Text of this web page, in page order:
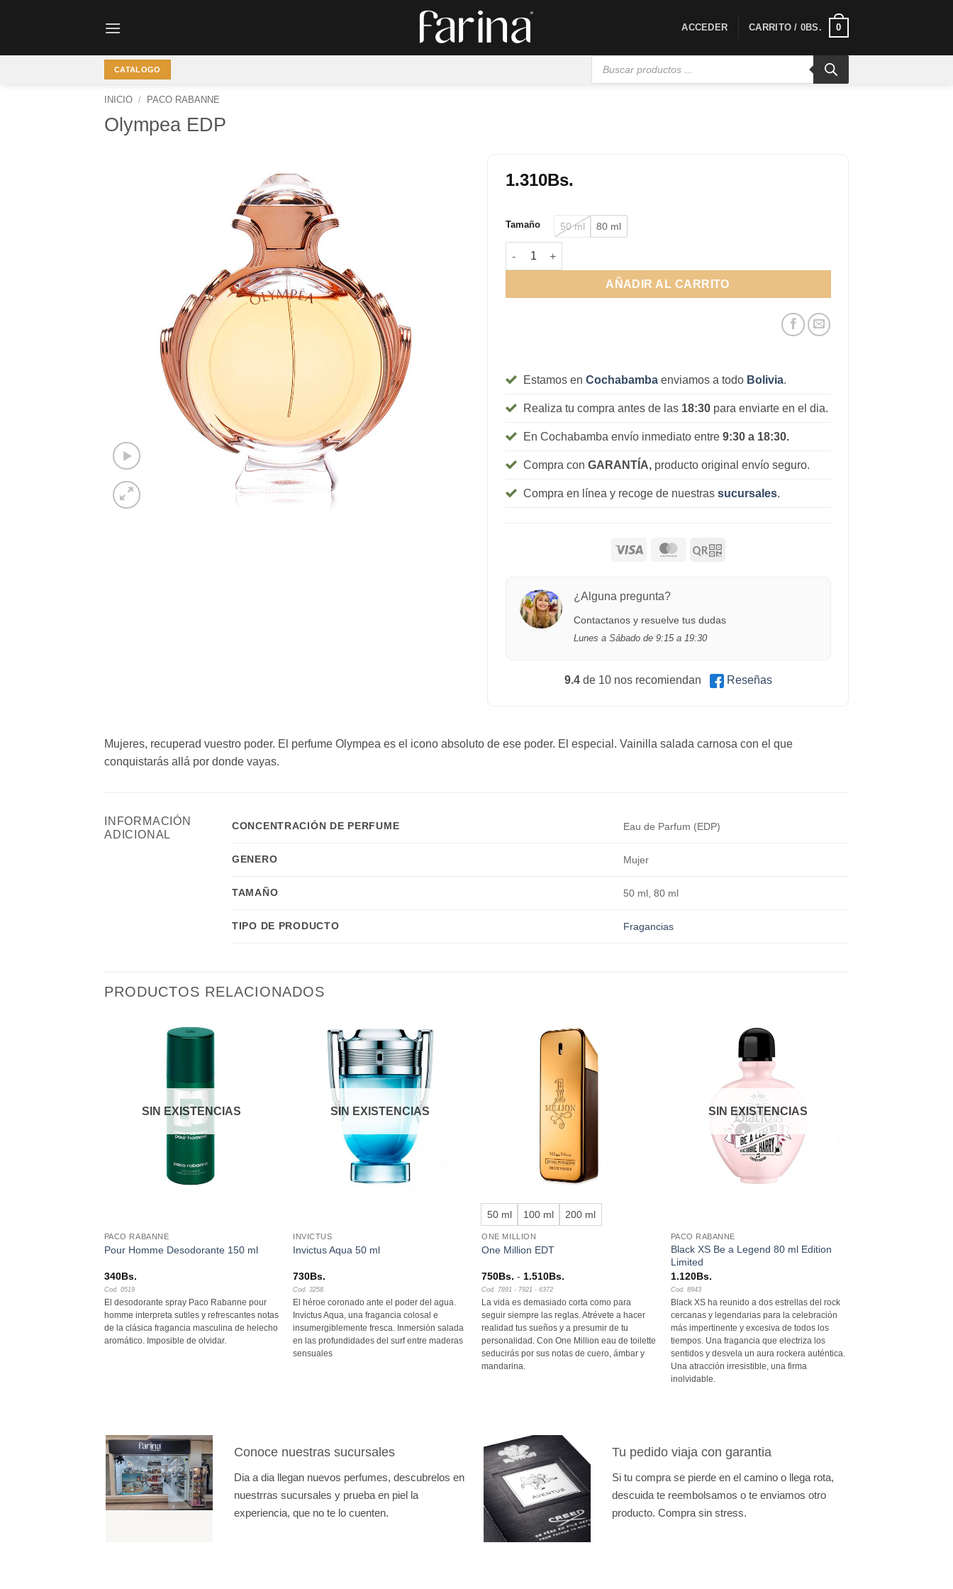
ACCEDER CARRITO / 0BS. 0
CATALOGO
Búsqueda
INICIO / PACO RABANNE
Olympea EDP
1.310Bs.
Tamaño 50 ml
80 ml
Olympea EDP cantidad
AÑADIR AL CARRITO
Estamos en Cochabamba enviamos a todo Bolivia.
Realiza tu compra antes de las 18:30para enviarte en el dia.
En Cochabamba envío inmediato entre 9:30 a 18:30.
Compra con GARANTÍA,producto original envío seguro.
Compra en línea y recoge de nuestras sucursales.
¿Alguna pregunta?
Contactanos y resuelve tus dudas
Lunes a Sábado de 9:15 a 19:30
9.4de 10 nos recomiendan Reseñas
Mujeres, recuperad vuestro poder. El perfume Olympea es el icono absoluto de ese poder. El especial. Vainilla salada carnosa con el que
conquistarás allá por donde vayas.
INFORMACIÓN
ADICIONAL
CONCENTRACIÓN DE PERFUME Eau de Parfum (EDP)
GENERO Mujer
TAMAÑO 50 ml, 80 ml
TIPO DE PRODUCTO Fragancias
PRODUCTOS RELACIONADOS
SIN EXISTENCIAS
PACO RABANNE
Pour Homme Desodorante 150 ml
340Bs.
Cod. 0519
El desodorante spray Paco Rabanne pour
homme interpreta sutiles y refrescantes notas
de la clásica fragancia masculina de helecho
aromático. Imposible de olvidar.
Añadir
lista de
deseos
SIN EXISTENCIAS
INVICTUS
Invictus Aqua 50 ml
730Bs.
Cod. 3258
El héroe coronado ante el poder del agua.
Invictus Aqua, una fragancia colosal e
insumergiblemente fresca. Inmersión salada
en las profundidades del surf entre maderas
sensuales
50 ml 100 ml 200 ml
ONE MILLION
One Million EDT
750Bs. - 1.510Bs.
desde
750Bs.
hasta
1.510Bs.
Cod. 7891 - 7921 - 6372
La vida es demasiado corta como para
seguir siempre las reglas. Atrévete a hacer
realidad tus sueños y a presumir de tu
personalidad. Con One Million eau de toilette
seducirás por sus notas de cuero, ámbar y
mandarina.
SIN EXISTENCIAS
PACO RABANNE
Black XS Be a Legend 80 ml Edition
Limited
1.120Bs.
Cod. 8943
Black XS ha reunido a dos estrellas del rock
cercanas y legendarias para la celebración
más impertinente y excesiva de todos los
tiempos. Una fragancia que electriza los
sentidos y desvela un aura rockera auténtica.
Una atracción irresistible, una firma
inolvidable.
Conoce nuestras sucursales
Dia a dia llegan nuevos perfumes, descubrelos en
nuestrras sucursales y prueba en piel la
experiencia, que no te lo cuenten.
Tu pedido viaja con garantia
Si tu compra se pierde en el camino o llega rota,
descuida te reembolsamos o te enviamos otro
producto. Compra sin stress.